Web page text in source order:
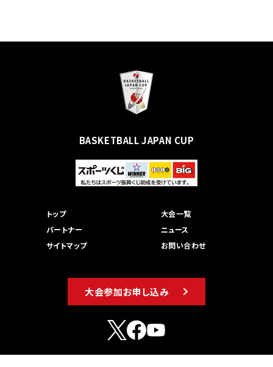
BASKETBALL JAPAN CUP
トップ
大会一覧
パートナー
ニュース
サイトマップ
お問い合わせ
大会参加お申し込み